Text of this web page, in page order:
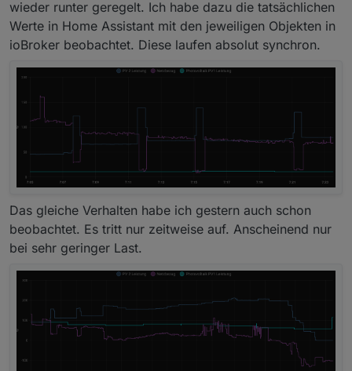
wieder runter geregelt. Ich habe dazu die tatsächlichen
Werte in Home Assistant mit den jeweiligen Objekten in
ioBroker beobachtet. Diese laufen absolut synchron.
Das gleiche Verhalten habe ich gestern auch schon
beobachtet. Es tritt nur zeitweise auf. Anscheinend nur
bei sehr geringer Last.